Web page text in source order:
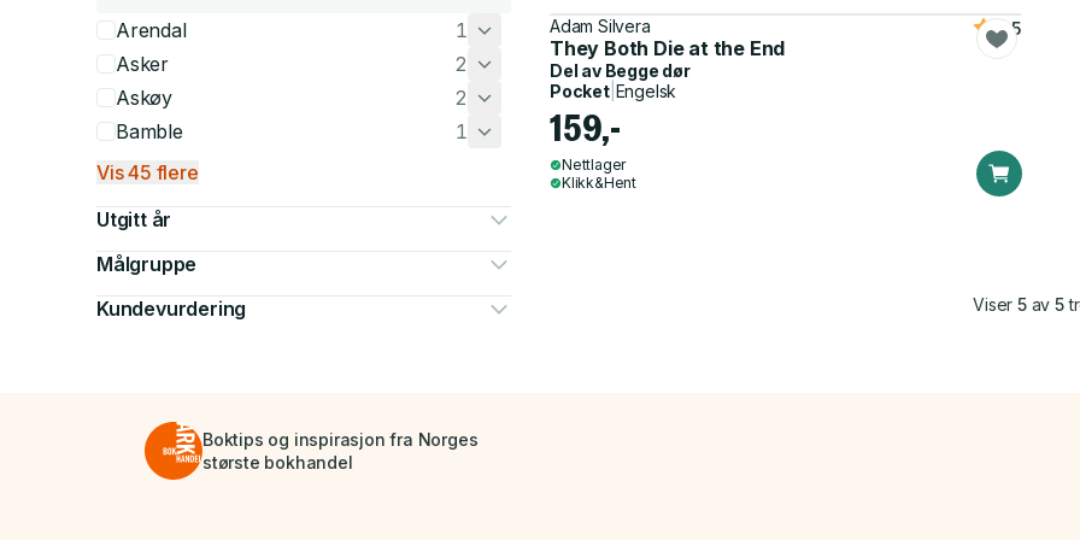
Arendal
1
Asker
2
Askøy
2
Bamble
1
Vis 45 flere
Utgitt år
Målgruppe
Kundevurdering
Adam Silvera
They Both Die at the End
4.5
Del av Begge dør
Pocket| Engelsk
159,-
Nettlager
Klikk&Hent
Viser5av 5
Boktips og inspirasjon fra Norges
største bokhandel